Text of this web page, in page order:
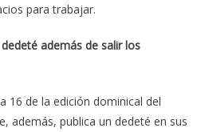
para trabajar.
además de salir los
16 de la edición dominical del
además, publica un dedeté en sus